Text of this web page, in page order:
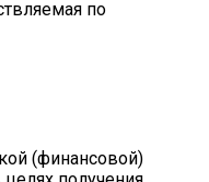
по
(финансовой)